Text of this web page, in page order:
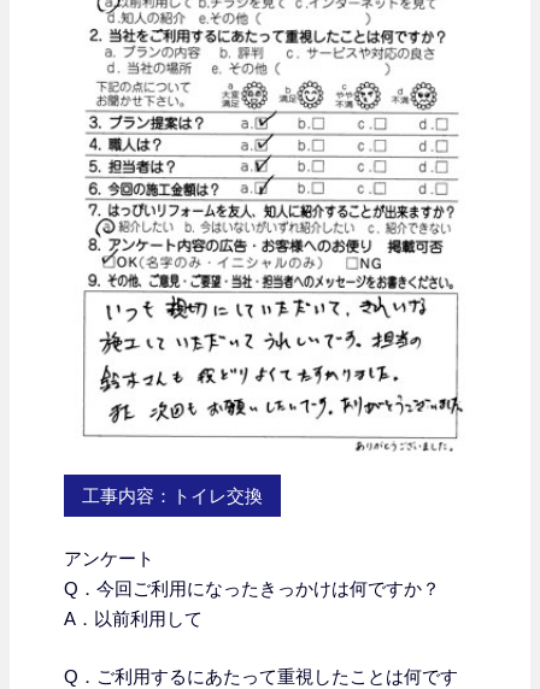
工事内容：トイレ交換
アンケート
Q．今回ご利用になったきっかけは何ですか？
A．以前利用して
Q． ご利用するにあたって重視したことは何です